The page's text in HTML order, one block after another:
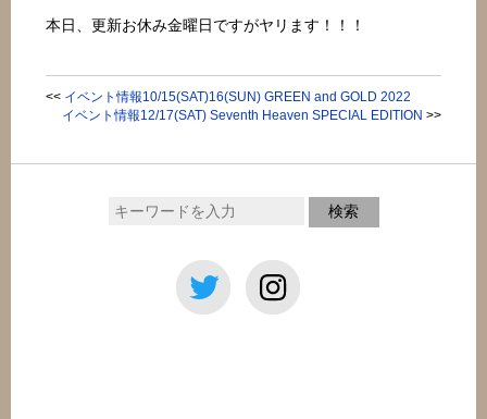
本日、更新お休み金曜日ですがヤリます！！！
<< イベント情報10/15(SAT)16(SUN) GREEN and GOLD 2022
イベント情報12/17(SAT) Seventh Heaven SPECIAL EDITION >>